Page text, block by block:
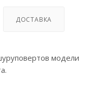
ДОСТАВКА
модели